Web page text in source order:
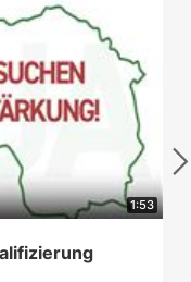
1:53